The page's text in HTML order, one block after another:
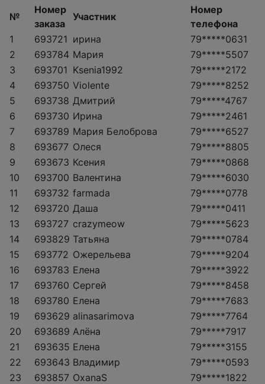
№
Номер
заказа
Участник
Номер
телефона
1
693721 ирина
79*****0631
2
693784 Мария
79*****5507
3
693701 Ksenia1992
79*****2172
4
693750 Violente
79*****8252
5
693738 Дмитрий
79*****4767
6
693730 Ирина
79*****2461
7
693789 Мария Белоброва
79*****6527
8
693677 Олеся
79*****8805
9
693673 Ксения
79*****0868
10
693700 Валентина
79*****6030
11
693732 farmada
79*****0778
12
693720 Даша
79*****0411
13
693727 crazymeow
79*****5623
14
693829 Татьяна
79*****0784
15
693772 Ожерельева
79*****9204
16
693783 Елена
79*****3922
17
693760 Сергей
79*****8458
18
693780 Елена
79*****7683
19
693629 alinasarimova
79*****7764
20
693689 Алёна
79*****7917
21
693635 Елена
79*****3155
22
693643 Владимир
79*****0593
23
693857 OxanaS
79*****1822